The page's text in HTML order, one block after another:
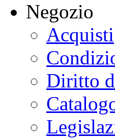
Negozio
Acquisti
Diritto